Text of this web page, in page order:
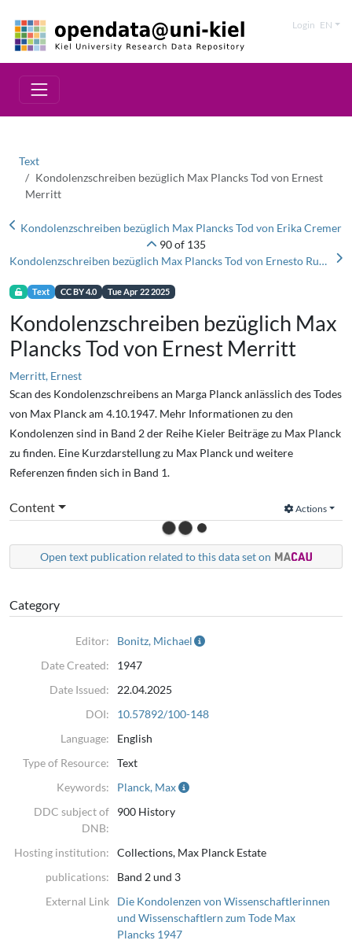
Login EN
Text
Kondolenzschreiben bezüglich Max Plancks Tod von Ernest
Merritt
Kondolenzschreiben bezüglich Max Plancks Tod von Erika Cremer
90 of 135
Kondolenzschreiben bezüglich Max Plancks Tod von Ernesto Rubens
Text CC BY 4.0 Tue Apr 22 2025
Kondolenzschreiben bezüglich Max
Plancks Tod von Ernest Merritt
Merritt, Ernest
Scan des Kondolenzschreibens an Marga Planck anlässlich des Todes
von Max Planck am 4.10.1947. Mehr Informationen zu den
Kondolenzen sind in Band 2 der Reihe Kieler Beiträge zu Max Planck
zu finden. Eine Kurzdarstellung zu Max Planck und weitere
Referenzen finden sich in Band 1.
Content Actions
Open text publication related to this data set on
Category
Editor:
Bonitz, Michael
Date Created:
1947
Date Issued:
22.04.2025
DOI:
10.57892/100-148
Language:
English
Type of Resource:
Text
Keywords:
Planck, Max
DDC subject of
DNB:
900 History
Hosting institution:
Collections, Max Planck Estate
publications:
Band 2 und 3
External Link
Die Kondolenzen von Wissenschaftlerinnen
und Wissenschaftlern zum Tode Max
Plancks 1947